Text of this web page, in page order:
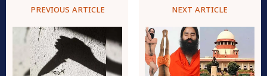
PREVIOUS ARTICLE NEXT ARTICLE